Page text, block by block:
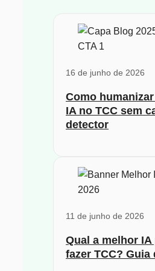
16 de junho de 2026
Como
IA no TCC sem
detector
11 de junho de 2026
Qual a melhor IA
fazer TCC? Guia